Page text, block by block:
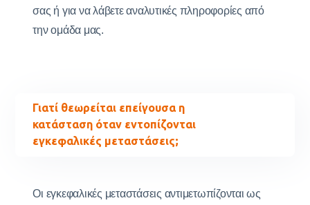
σας ή για να λάβετε αναλυτικές πληροφορίες από
την ομάδα μας.
Γιατί θεωρείται επείγουσα η
κατάσταση όταν εντοπίζονται
εγκεφαλικές μεταστάσεις;
Οι εγκεφαλικές μεταστάσεις αντιμετωπίζονται ως